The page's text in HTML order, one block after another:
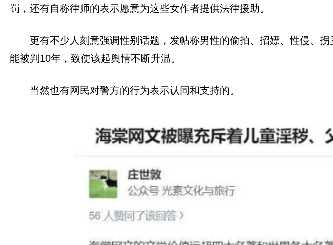
罚，还有自称律师的表示愿意为这些女作者提供法律援助。
更有不少人刻意强调性别话题，发帖称男性的偷拍、招嫖、性侵、
能被判10年，致使该起舆情不断升温。
当然也有网民对警方的行为表示认同和支持的。